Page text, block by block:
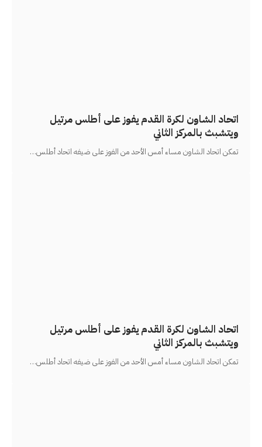
اتحاد الشاون لكرة القدم يفوز على أطلس مرتيل
ويتشبث بالمركز الثاني
تمكن اتحاد الشاون مساء أمس الأحد من الفوز على ضيفه اتحاد أطلس…
اتحاد الشاون لكرة القدم يفوز على أطلس مرتيل
ويتشبث بالمركز الثاني
تمكن اتحاد الشاون مساء أمس الأحد من الفوز على ضيفه اتحاد أطلس…